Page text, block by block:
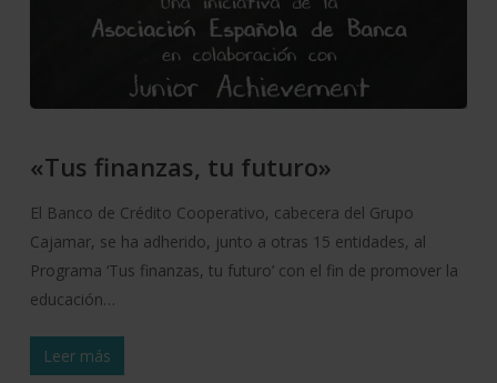
«Tus finanzas, tu futuro»
El Banco de Crédito Cooperativo, cabecera del Grupo
Cajamar, se ha adherido, junto a otras 15 entidades, al
Programa ‘Tus finanzas, tu futuro’ con el fin de promover la
educación…
Leer más